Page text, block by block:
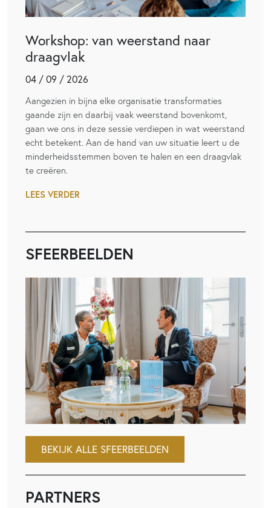
Workshop: van weerstand naar
draagvlak
04 / 09 / 2026
Aangezien in bijna elke organisatie transformaties
gaande zijn en daarbij vaak weerstand bovenkomt,
gaan we ons in deze sessie verdiepen in wat weerstand
echt betekent. Aan de hand van uw situatie leert u de
minderheidsstemmen boven te halen en een draagvlak
te creëren.
LEES VERDER
SFEERBEELDEN
BEKIJK ALLE SFEERBEELDEN
PARTNERS